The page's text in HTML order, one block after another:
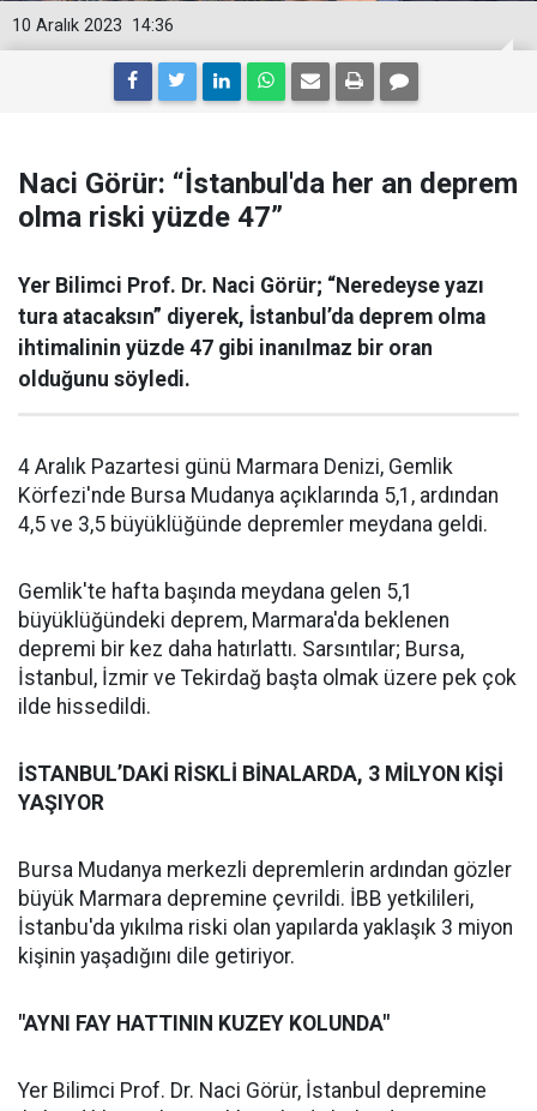
14:36
10 Aralık 2023
Naci Görür: “İstanbul'da her an deprem
olma riski yüzde 47”
Yer Bilimci Prof. Dr. Naci Görür; “Neredeyse yazı
tura atacaksın” diyerek, İstanbul’da deprem olma
ihtimalinin yüzde 47 gibi inanılmaz bir oran
olduğunu söyledi.
4 Aralık Pazartesi günü Marmara Denizi, Gemlik
Körfezi'nde Bursa Mudanya açıklarında 5,1, ardından
4,5 ve 3,5 büyüklüğünde depremler meydana geldi.
Gemlik'te hafta başında meydana gelen 5,1
büyüklüğündeki deprem, Marmara'da beklenen
depremi bir kez daha hatırlattı. Sarsıntılar; Bursa,
İstanbul, İzmir ve Tekirdağ başta olmak üzere pek çok
ilde hissedildi.
İSTANBUL’DAKİ RİSKLİ BİNALARDA, 3 MİLYON KİŞİ
YAŞIYOR
Bursa Mudanya merkezli depremlerin ardından gözler
büyük Marmara depremine çevrildi. İBB yetkilileri,
İstanbu'da yıkılma riski olan yapılarda yaklaşık 3 miyon
kişinin yaşadığını dile getiriyor.
"AYNI FAY HATTININ KUZEY KOLUNDA"
Yer Bilimci Prof. Dr. Naci Görür, İstanbul depremine